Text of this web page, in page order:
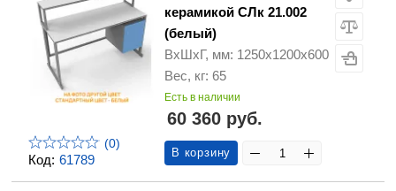
Код: 61789
(0)
керамикой СЛк 21.002
(белый)
ВхШхГ, мм: 1250х1200х600
Вес, кг: 65
Есть в наличии
60 360 руб.
В корзину